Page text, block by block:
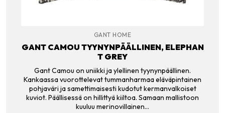
GANT HOME
GANT CAMOU TYYNYNPÄÄLLINEN, ELEPHAN
T GREY
Gant Camou on uniikki ja ylellinen tyynynpäällinen.
Kankaassa vuorottelevat tummanharmaa eläväpintainen
pohjaväri ja samettimaisesti kudotut kermanvalkoiset
kuviot. Päällisessä on hillittyä kiiltoa. Samaan mallistoon
kuuluu merinovillainen…